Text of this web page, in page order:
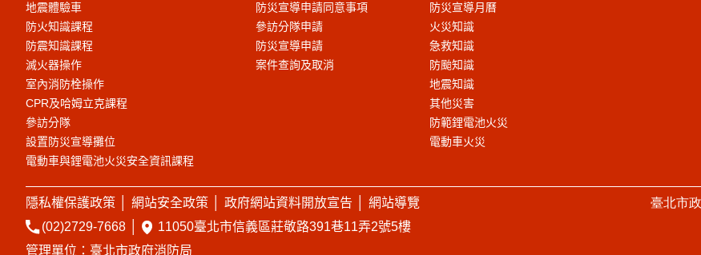
地震體驗車
防火知識課程
防震知識課程
滅火器操作
室內消防栓操作
CPR及哈姆立克課程
參訪分隊
設置防災宣導攤位
電動車與鋰電池火災安全資訊課程
防災宣導申請同意事項
參訪分隊申請
防災宣導申請
案件查詢及取消
防災宣導月曆
火災知識
急救知識
防颱知識
地震知識
其他災害
防範鋰電池火災
電動車火災
隱私權保護政策 網站安全政策 政府網站資料開放宣告
網站導覽
(02)2729-7668
11050臺北市信義區莊敬路391巷11弄2號5樓
管理單位：臺北市政府消防局
臺北市